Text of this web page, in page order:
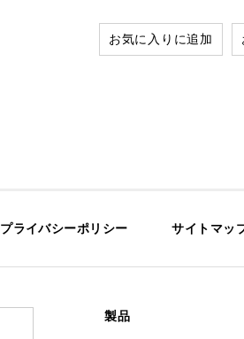
お気に入りに追加
プライバシーポリシー サイトマッ
製品